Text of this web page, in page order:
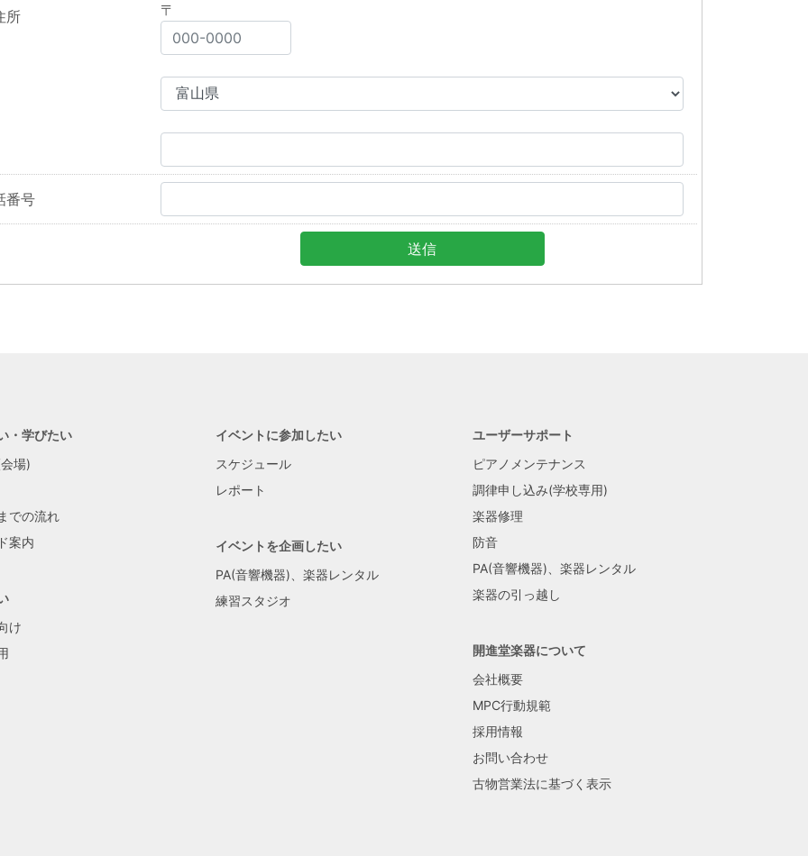
所 〒
番号
・学びたい
場)
での流れ
案内
け
イベントに参加したい
スケジュール
レポート
イベントを企画したい
PA(音響機器)、楽器レンタル
練習スタジオ
ユーザーサポート
ピアノメンテナンス
調律申し込み(学校専用)
楽器修理
防音
PA(音響機器)、楽器レンタル
楽器の引っ越し
開進堂楽器について
会社概要
MPC行動規範
採用情報
お問い合わせ
古物営業法に基づく表示